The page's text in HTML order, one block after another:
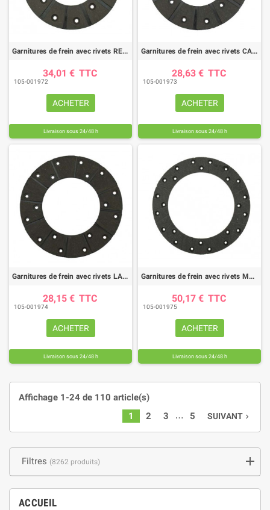
Filtres (8262 produits)
ACCUEIL
Garnitures de frein avec rivets RENAULT/CLAAS (diamètre 152 mm)
34,01 € TTC
105-001972
ACHETER
Livraison sous 24/48 h
Garnitures de frein avec rivets CASE IH (diamètre 165 mm)
28,63 € TTC
105-001973
ACHETER
Livraison sous 24/48 h
Garnitures de frein avec rivets LANDINI (diamètre 178 mm)
28,15 € TTC
105-001974
ACHETER
Livraison sous 24/48 h
Garnitures de frein avec rivets MASSEY FERGUSON (diamètre 222 mm)
50,17 € TTC
105-001975
ACHETER
Livraison sous 24/48 h
Affichage 1-24 de 110 article(s)
1
2 3 … 5 SUIVANT navigate_next